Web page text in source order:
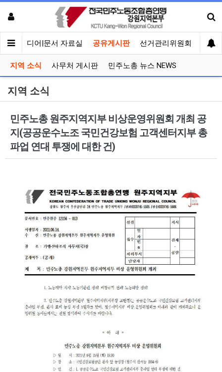
견 미디어|문서 자료실 공유게시판 선거관리위원회
지역 소식 사무처 게시판 민주노총 뉴스 NEWS
지역 소식
민주노총 원주지역지부 비상운영위원회 개최 공
지(공공운수노조 국민건강보험 고객센터지부 총
파업 연대 투쟁에 대한 건)